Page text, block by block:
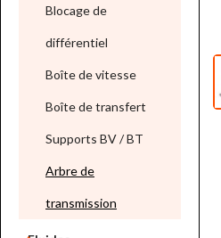
Blocage de
différentiel
Boîte de vitesse
Boîte de transfert
Supports BV / BT
Arbre de
transmission